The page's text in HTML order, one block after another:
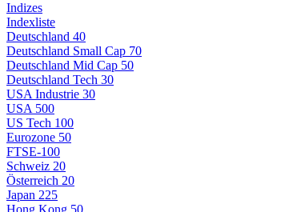
Indizes
Indexliste
Deutschland 40
Deutschland Small Cap 70
Deutschland Mid Cap 50
Deutschland Tech 30
USA Industrie 30
USA 500
US Tech 100
Eurozone 50
FTSE-100
Schweiz 20
Österreich 20
Japan 225
Hong Kong 50